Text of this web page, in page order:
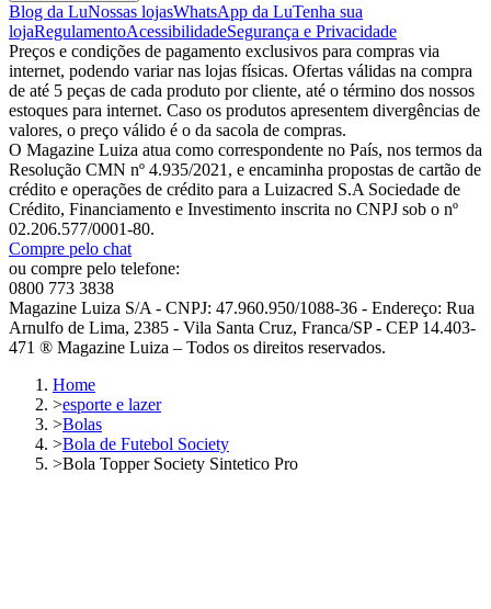
Blog da LuNossas lojasWhatsApp da LuTenha sua
lojaRegulamentoAcessibilidadeSegurança e Privacidade
Preços e condições de pagamento exclusivos para compras via
internet, podendo variar nas lojas físicas. Ofertas válidas na compra
de até 5 peças de cada produto por cliente, até o término dos nossos
estoques para internet. Caso os produtos apresentem divergências de
valores, o preço válido é o da sacola de compras.
O Magazine Luiza atua como correspondente no País, nos termos da
Resolução CMN nº 4.935/2021, e encaminha propostas de cartão de
crédito e operações de crédito para a Luizacred S.A Sociedade de
Crédito, Financiamento e Investimento inscrita no CNPJ sob o nº
02.206.577/0001-80.
Compre pelo chat
ou compre pelo telefone:
0800 773 3838
Magazine Luiza S/A - CNPJ: 47.960.950/1088-36 - Endereço: Rua
Arnulfo de Lima, 2385 - Vila Santa Cruz, Franca/SP - CEP 14.403-
471 ® Magazine Luiza – Todos os direitos reservados.
Home
>esporte e lazer
>Bolas
>Bola de Futebol Society
>Bola Topper Society Sintetico Pro